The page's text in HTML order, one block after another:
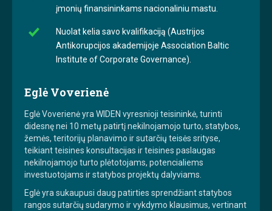
įmonių finansininkams nacionaliniu mastu.
Nuolat kelia savo kvalifikaciją (Austrijos
Antikorupcijos akademijoje Association Baltic
Institute of Corporate Governance).
Eglė Voverienė
Eglė Voverienė yra WIDEN vyresnioji teisininkė, turinti
didesnę nei 10 metų patirtį nekilnojamojo turto, statybos,
žemės, teritorijų planavimo ir sutarčių teisės srityse,
teikiant teisines konsultacijas ir teisines paslaugas
nekilnojamojo turto plėtotojams, potencialiems
investuotojams ir statybos projektų dalyviams.
Eglė yra sukaupusi daug patirties sprendžiant statybos
rangos sutarčių sudarymo ir vykdymo klausimus, vertinant